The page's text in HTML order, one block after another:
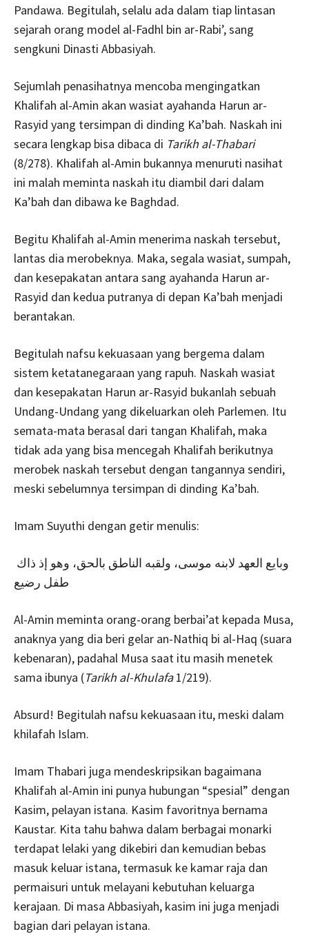
Pandawa. Begitulah, selalu ada dalam tiap lintasan
sejarah orang model al-Fadhl bin ar-Rabi’, sang
sengkuni Dinasti Abbasiyah.
Sejumlah penasihatnya mencoba mengingatkan
Khalifah al-Amin akan wasiat ayahanda Harun ar-
Rasyid yang tersimpan di dinding Ka’bah. Naskah ini
secara lengkap bisa dibaca di Tarikh al-Thabari
(8/278). Khalifah al-Amin bukannya menuruti nasihat
ini malah meminta naskah itu diambil dari dalam
Ka’bah dan dibawa ke Baghdad.
Begitu Khalifah al-Amin menerima naskah tersebut,
lantas dia merobeknya. Maka, segala wasiat, sumpah,
dan kesepakatan antara sang ayahanda Harun ar-
Rasyid dan kedua putranya di depan Ka’bah menjadi
berantakan.
Begitulah nafsu kekuasaan yang bergema dalam
sistem ketatanegaraan yang rapuh. Naskah wasiat
dan kesepakatan Harun ar-Rasyid bukanlah sebuah
Undang-Undang yang dikeluarkan oleh Parlemen. Itu
semata-mata berasal dari tangan Khalifah, maka
tidak ada yang bisa mencegah Khalifah berikutnya
merobek naskah tersebut dengan tangannya sendiri,
meski sebelumnya tersimpan di dinding Ka’bah.
Imam Suyuthi dengan getir menulis:
وبايع العهد لابنه موسى، ولقبه الناطق بالحق، وهو إذ ذاك
طفل رضيع
Al-Amin meminta orang-orang berbai’at kepada Musa,
anaknya yang dia beri gelar an-Nathiq bi al-Haq (suara
kebenaran), padahal Musa saat itu masih menetek
sama ibunya (Tarikh al-Khulafa1/219).
Absurd! Begitulah nafsu kekuasaan itu, meski dalam
khilafah Islam.
Imam Thabari juga mendeskripsikan bagaimana
Khalifah al-Amin ini punya hubungan “spesial” dengan
Kasim, pelayan istana. Kasim favoritnya bernama
Kaustar. Kita tahu bahwa dalam berbagai monarki
terdapat lelaki yang dikebiri dan kemudian bebas
masuk keluar istana, termasuk ke kamar raja dan
permaisuri untuk melayani kebutuhan keluarga
kerajaan. Di masa Abbasiyah, kasim ini juga menjadi
bagian dari pelayan istana.